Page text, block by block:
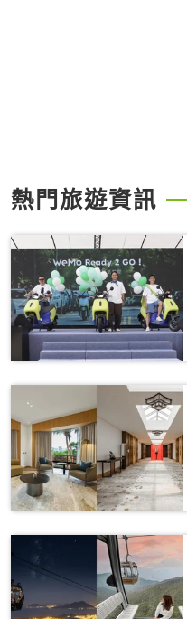
熱門旅遊資訊